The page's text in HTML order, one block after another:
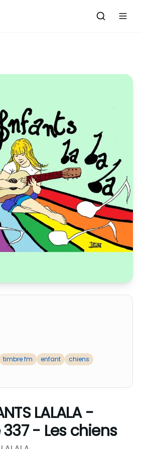
Ateliers
timbre fm enfant
chiens
LALALA -
- Les chiens